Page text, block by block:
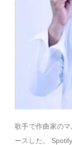
歌手で作曲家の
ースした。